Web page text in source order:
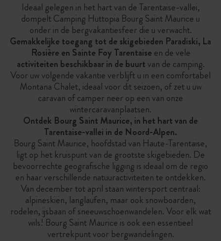
Ideaal gelegen in het hart van de Tarentaise-vallei,
dompelt Camping Huttopia Bourg Saint Maurice u
onder in de bergvakantiesfeer die u verwacht.
Gemakkelijke toegang tot de skigebieden Paradiski, La
Rosière en Sainte Foy Tarentaise en de vele
activiteiten beschikbaar in de buurtvan de camping.
Voor uw volgende vakantie verblijft u in een comfortabel
Montana Chalet, ideaal voor dit seizoen, of zet u uw
caravan of camper neer op een van onze
wintercaravanplaatsen.
Ontdek Bourg Saint Maurice, in het hart van de
Tarentaise-vallei in de Noord-Alpen.
Bourg Saint Maurice, hoofdstad van Haute-Tarentaise,
ligt op het kruispunt van de grootste skigebieden. De
bevoorrechte geografische ligging is ideaal om de regio
en haar verschillende natuuractiviteiten te ontdekken.
Van december tot april staan wintersport centraal:
alpineskiën, langlaufen, maar ook snowboarden,
rodelen, ijsbaan of sneeuwschoenwandelen. Voor elk wat
wils! Bourg Saint Maurice is ook een essentieel
vertrekpunt voor bergwandelingen.